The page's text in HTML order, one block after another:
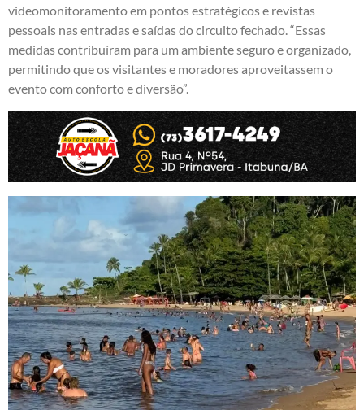
videomonitoramento em pontos estratégicos e revistas
pessoais nas entradas e saídas do circuito fechado. “Essas
medidas contribuíram para um ambiente seguro e organizado,
permitindo que os visitantes e moradores aproveitassem o
evento com conforto e diversão”.